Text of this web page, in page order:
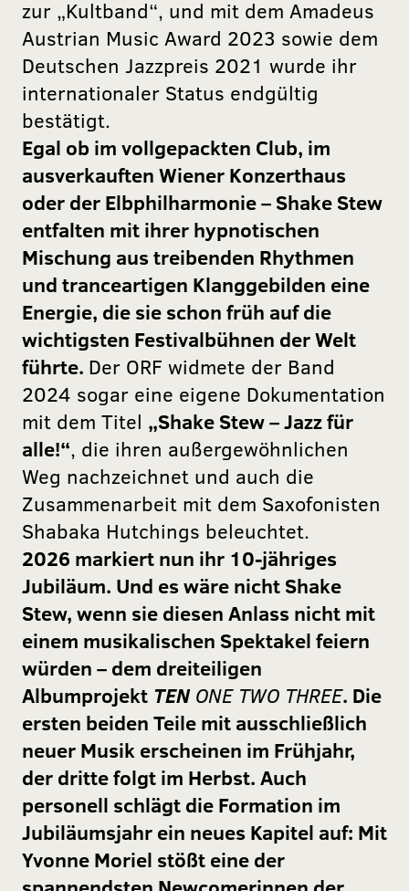
zur „Kultband“, und mit dem Amadeus
Austrian Music Award 2023 sowie dem
Deutschen Jazzpreis 2021 wurde ihr
internationaler Status endgültig
bestätigt.
Egal ob im vollgepackten Club, im
ausverkauften Wiener Konzerthaus
oder der Elbphilharmonie – Shake Stew
entfalten mit ihrer hypnotischen
Mischung aus treibenden Rhythmen
und tranceartigen Klanggebilden eine
Energie, die sie schon früh auf die
wichtigsten Festivalbühnen der Welt
führte. Der ORF widmete der Band
2024 sogar eine eigene Dokumentation
mit dem Titel „Shake Stew – Jazz für
alle!“, die ihren außergewöhnlichen
Weg nachzeichnet und auch die
Zusammenarbeit mit dem Saxofonisten
Shabaka Hutchings beleuchtet.
2026 markiert nun ihr 10-jähriges
Jubiläum. Und es wäre nicht Shake
Stew, wenn sie diesen Anlass nicht mit
einem musikalischen Spektakel feiern
würden – dem dreiteiligen
Albumprojekt TENONE TWO THREE. Die
ersten beiden Teile mit ausschließlich
neuer Musik erscheinen im Frühjahr,
der dritte folgt im Herbst. Auch
personell schlägt die Formation im
Jubiläumsjahr ein neues Kapitel auf: Mit
Yvonne Moriel stößt eine der